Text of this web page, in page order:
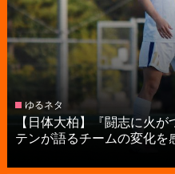
ゆるネタ
【日体大柏】『闘志に火
テンが語るチームの変化を